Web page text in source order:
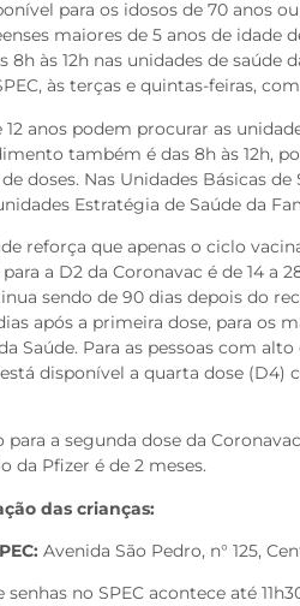
para os idosos de 70 anos
maiores de 5 anos de idade
às 12h nas unidades de saúde
às terças e quintas-feiras,
anos podem procurar as
também é das 8h às 12h,
doses. Nas Unidades Básicas
Estratégia de Saúde da
reforça que apenas o ciclo
a D2 da Coronavac é de 14 a
sendo de 90 dias depois do
após a primeira dose, para os
Saúde. Para as pessoas com
disponível a quarta dose
a segunda dose da
da Pfizer é de 2 meses.
das crianças:
Avenida São Pedro, n° 125,
no SPEC acontece até